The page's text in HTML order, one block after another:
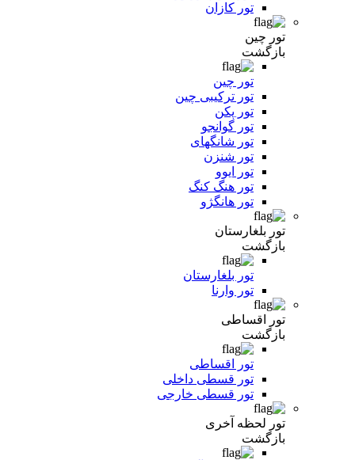
تور کازان
تور چین
بازگشت
تور چین
تور ترکیبی چین
تور پکن
تور گوانجو
تور شانگهای
تور شنزن
تور ایوو
تور هنگ کنگ
تور هانگژو
تور بلغارستان
بازگشت
تور بلغارستان
تور وارنا
تور اقساطی
بازگشت
تور اقساطی
تور قسطی داخلی
تور قسطی خارجی
تور لحظه آخری
بازگشت